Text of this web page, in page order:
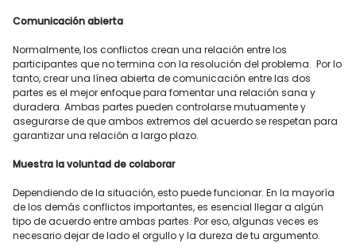
Comunicación abierta
Normalmente, los conflictos crean una relación entre los
participantes que no termina con la resolución del problema. Por lo
tanto, crear una línea abierta de comunicación entre las dos
partes es el mejor enfoque para fomentar una relación sana y
duradera. Ambas partes pueden controlarse mutuamente y
asegurarse de que ambos extremos del acuerdo se respetan para
garantizar una relación a largo plazo.
Muestra la voluntad de colaborar
Dependiendo de la situación, esto puede funcionar. En la mayoría
de los demás conflictos importantes, es esencial llegar a algún
tipo de acuerdo entre ambas partes. Por eso, algunas veces es
necesario dejar de lado el orgullo y la dureza de tu argumento.